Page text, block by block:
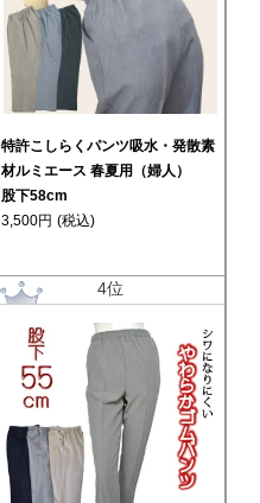
特許こしらくパンツ吸水・発散素
材ルミエース 春夏用（婦人）
股下58cm
3,500円 (税込)
4位